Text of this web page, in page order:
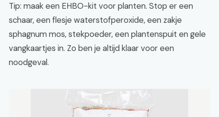
Tip: maak een EHBO-kit voor planten. Stop er een
schaar, een flesje waterstofperoxide, een zakje
sphagnum mos, stekpoeder, een plantenspuit en gele
vangkaartjes in. Zo ben je altijd klaar voor een
noodgeval.